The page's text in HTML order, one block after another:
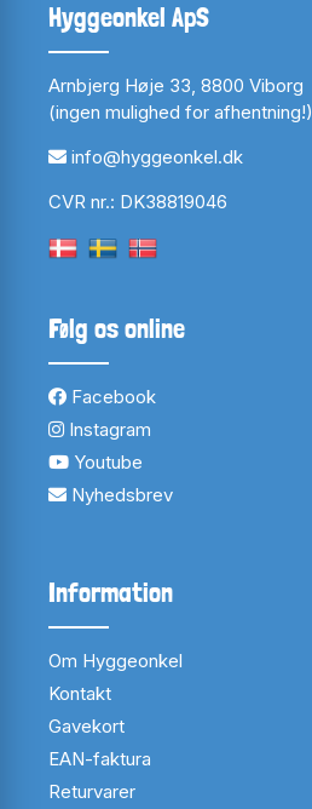
Hyggeonkel ApS
Arnbjerg Høje 33, 8800 Viborg
(ingen mulighed for afhentning!)
info@hyggeonkel.dk
CVR nr.: DK38819046
Følg os online
Facebook
Instagram
Youtube
Nyhedsbrev
Information
Om Hyggeonkel
Kontakt
Gavekort
EAN-faktura
Returvarer